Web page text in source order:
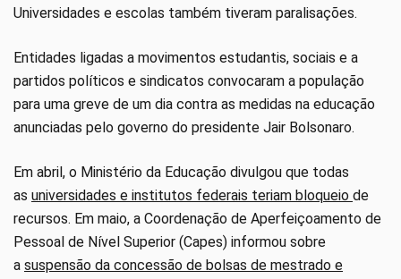
Universidades e escolas também tiveram paralisações.
Entidades ligadas a movimentos estudantis, sociais e a
partidos políticos e sindicatos convocaram a população
para uma greve de um dia contra as medidas na educação
anunciadas pelo governo do presidente Jair Bolsonaro.
Em abril, o Ministério da Educação divulgou que todas
as universidades e institutos federais teriam bloqueio de
recursos. Em maio, a Coordenação de Aperfeiçoamento de
Pessoal de Nível Superior (Capes) informou sobre
a suspensão da concessão de bolsas de mestrado e